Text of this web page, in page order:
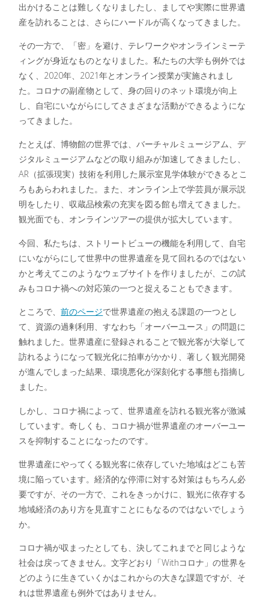
出かけることは難しくなりましたし、ましてや実際に世界遺
産を訪れることは、さらにハードルが高くなってきました。
その一方で、「密」を避け、テレワークやオンラインミーテ
ィングが身近なものとなりました。私たちの大学も例外では
なく、2020年、2021年とオンライン授業が実施されまし
た。コロナの副産物として、身の回りのネット環境が向上
し、自宅にいながらにしてさまざまな活動ができるようにな
ってきました。
たとえば、博物館の世界では、バーチャルミュージアム、デ
ジタルミュージアムなどの取り組みが加速してきましたし、
AR（拡張現実）技術を利用した展示室見学体験ができるとこ
ろもあらわれました。また、オンライン上で学芸員が展示説
明をしたり、収蔵品検索の充実を図る館も増えてきました。
観光面でも、オンラインツアーの提供が拡大しています。
今回、私たちは、ストリートビューの機能を利用して、自宅
にいながらにして世界中の世界遺産を見て回れるのではない
かと考えてこのようなウェブサイトを作りましたが、この試
みもコロナ禍への対応策の一つと捉えることもできます。
ところで、前のページで世界遺産の抱える課題の一つとし
て、資源の過剰利用、すなわち「オーバーユース」の問題に
触れました。世界遺産に登録されることで観光客が大挙して
訪れるようになって観光化に拍車がかかり、著しく観光開発
が進んでしまった結果、環境悪化が深刻化する事態も指摘し
ました。
しかし、コロナ禍によって、世界遺産を訪れる観光客が激減
しています。奇しくも、コロナ禍が世界遺産のオーバーユー
スを抑制することになったのです。
世界遺産にやってくる観光客に依存していた地域はどこも苦
境に陥っています。経済的な停滞に対する対策はもちろん必
要ですが、その一方で、これをきっかけに、観光に依存する
地域経済のあり方を見直すことにもなるのではないでしょう
か。
コロナ禍が収まったとしても、決してこれまでと同じような
社会は戻ってきません。文字どおり「Withコロナ」の世界を
どのように生きていくかはこれからの大きな課題ですが、そ
れは世界遺産も例外ではありません。